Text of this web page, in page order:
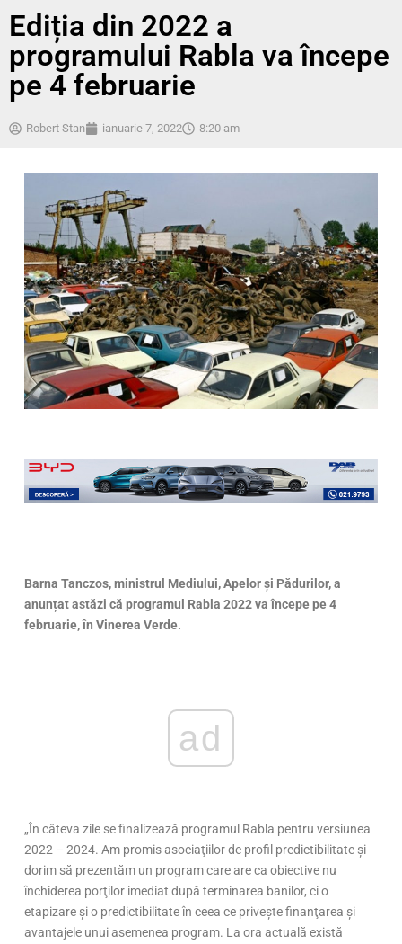
Ediția din 2022 a
programului Rabla va începe
pe 4 februarie
Robert Stan ianuarie 7, 2022 8:20 am
Barna Tanczos, ministrul Mediului, Apelor şi Pădurilor, a
anunțat astăzi că programul Rabla 2022 va începe pe 4
februarie, în Vinerea Verde.
ad
„În câteva zile se finalizează programul Rabla pentru versiunea
2022 – 2024. Am promis asociaţiilor de profil predictibilitate şi
dorim să prezentăm un program care are ca obiective nu
închiderea porţilor imediat după terminarea banilor, ci o
etapizare şi o predictibilitate în ceea ce priveşte finanţarea şi
avantajele unui asemenea program. La ora actuală există